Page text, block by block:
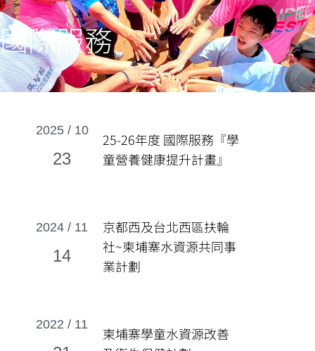
國際服務
2025 / 10
23
25-26年度 國際服務『學
童營養健康提升計畫』
2024 / 11
14
京都西及台北西區扶輪
社~柬埔寨水資源共同事
業計劃
2022 / 11
柬埔寨學童水資源改善